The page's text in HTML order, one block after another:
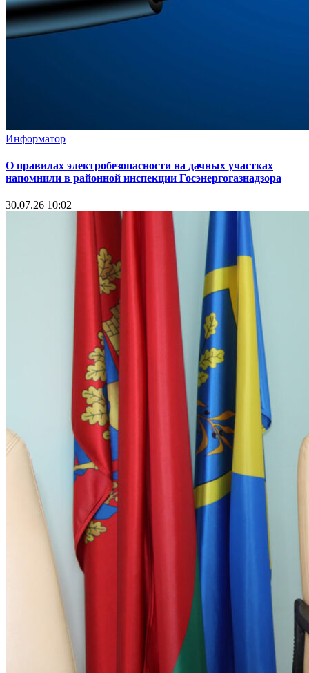
Информатор
О правилах электробезопасности на дачных участках
напомнили в районной инспекции Госэнергогазнадзора
30.07.26 10:02